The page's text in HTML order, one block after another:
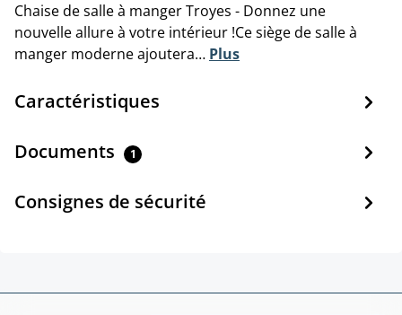
Chaise de salle à manger Troyes - Donnez une
nouvelle allure à votre intérieur !Ce siège de salle à
manger moderne ajoutera… Plus
Caractéristiques
Documents 1
Consignes de sécurité